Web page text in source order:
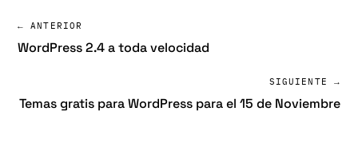
← ANTERIOR
WordPress 2.4 a toda velocidad
SIGUIENTE →
Temas gratis para WordPress para el 15 de Noviembre